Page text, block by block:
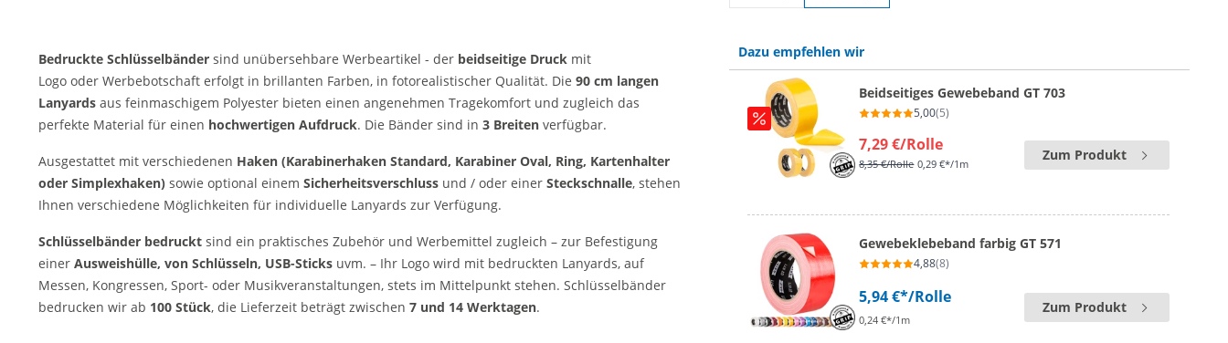
Bedruckte Schlüsselbänder sind unübersehbare Werbeartikel - der beidseitige Druck mit
Logo oder Werbebotschaft erfolgt in brillanten Farben, in fotorealistischer Qualität. Die 90 cm langen
Lanyards aus feinmaschigem Polyester bieten einen angenehmen Tragekomfort und zugleich das
perfekte Material für einen hochwertigen Aufdruck. Die Bänder sind in 3 Breiten verfügbar.
Ausgestattet mit verschiedenen Haken (Karabinerhaken Standard, Karabiner Oval, Ring, Kartenhalter
oder Simplexhaken) sowie optional einem Sicherheitsverschluss und / oder einer Steckschnalle, stehen
Ihnen verschiedene Möglichkeiten für individuelle Lanyards zur Verfügung.
Schlüsselbänder bedruckt sind ein praktisches Zubehör und Werbemittel zugleich – zur Befestigung
einer Ausweishülle, von Schlüsseln, USB-Sticks uvm. – Ihr Logo wird mit bedruckten Lanyards, auf
Messen, Kongressen, Sport- oder Musikveranstaltungen, stets im Mittelpunkt stehen. Schlüsselbänder
bedrucken wir ab 100 Stück, die Lieferzeit beträgt zwischen 7 und 14 Werktagen.
Dazu empfehlen wir
Beidseitiges Gewebeband GT 703
5,00(5)
7,29 €/Rolle
8,35 €/Rolle 0,29 €*/1m
Zum Produkt
Gewebeklebeband farbig GT 571
4,88(8)
5,94 €*/Rolle
0,24 €*/1m
Zum Produkt